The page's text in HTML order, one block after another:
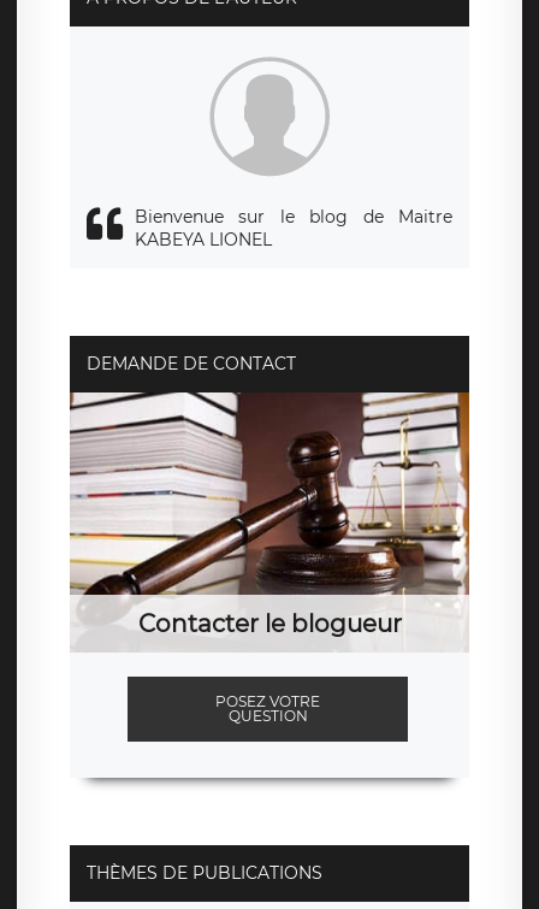
de traitement est la société LÉGAVOX, sis 9 rue Léopold
Sédar Senghor, joignable à l’adresse mail :
responsabledetraitement@legavox.fr. Vous avez également
le droit d’introduire une réclamation auprès d’une autorité
Bienvenue sur le blog de Maitre
KABEYA LIONEL
DEMANDE DE CONTACT
Contacter le blogueur
POSEZ VOTRE
QUESTION
THÈMES DE PUBLICATIONS